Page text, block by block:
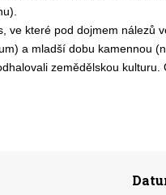
ve které pod dojmem nálezů
a mladší dobu kamennou
zemědělskou kulturu.